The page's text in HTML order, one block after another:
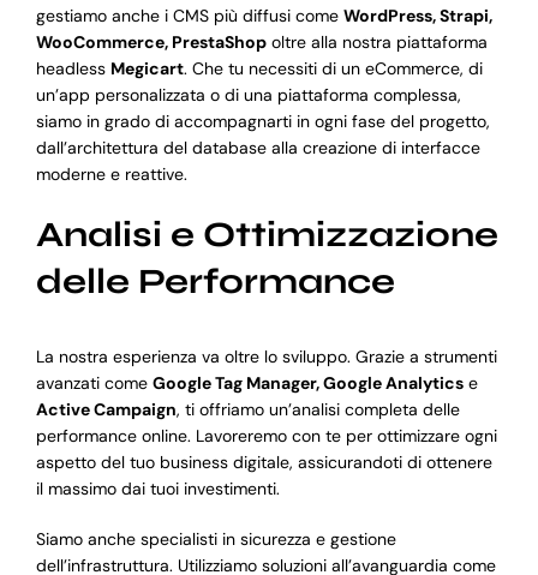
gestiamo anche i CMS più diffusi come WordPress, Strapi,
WooCommerce, PrestaShopoltre alla nostra piattaforma
headless Megicart. Che tu necessiti di un eCommerce, di
un’app personalizzata o di una piattaforma complessa,
siamo in grado di accompagnarti in ogni fase del progetto,
dall’architettura del database alla creazione di interfacce
moderne e reattive.
Analisi e Ottimizzazione
delle Performance
La nostra esperienza va oltre lo sviluppo. Grazie a strumenti
avanzati come Google Tag Manager, Google Analyticse
Active Campaign, ti offriamo un’analisi completa delle
performance online. Lavoreremo con te per ottimizzare ogni
aspetto del tuo business digitale, assicurandoti di ottenere
il massimo dai tuoi investimenti.
Siamo anche specialisti in sicurezza e gestione
dell’infrastruttura. Utilizziamo soluzioni all’avanguardia come